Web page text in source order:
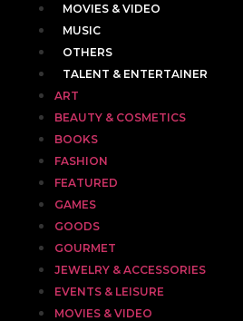
MOVIES & VIDEO
MUSIC
OTHERS
TALENT & ENTERTAINER
ART
BEAUTY & COSMETICS
BOOKS
FASHION
FEATURED
GAMES
GOODS
GOURMET
JEWELRY & ACCESSORIES
EVENTS & LEISURE
MOVIES & VIDEO